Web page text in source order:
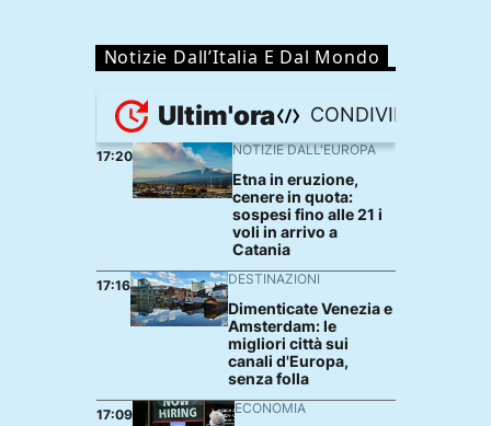
Notizie Dall’Italia E Dal Mondo